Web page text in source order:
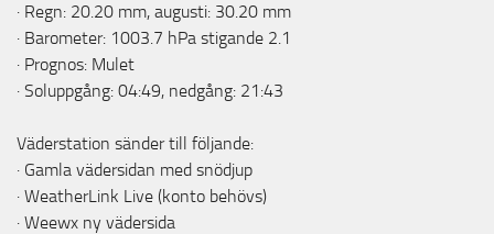
· Regn: 20.20 mm, augusti: 30.20 mm
· Barometer: 1003.7 hPa stigande 2.1
· Prognos: Mulet
· Soluppgång: 04:49, nedgång: 21:43
Väderstation sänder till följande:
· Gamla vädersidan med snödjup
· WeatherLink Live (konto behövs)
· Weewx ny vädersida